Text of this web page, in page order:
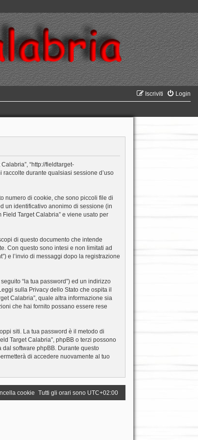
Login
Iscriviti
“http://fieldtarget-
raccolte durante qualsiasi sessione d’uso
numero di cookie, che sono piccoli file di
un identificativo anonimo di sessione (in
Target Calabria” e viene usato per
di questo documento che intende
Con questo sono intesi e non limitati ad
e l’invio di messaggi dopo la registrazione
“la tua password”) ed un indirizzo
sulla Privacy dello Stato che ospita il
Calabria”, quale altra informazione sia
che hai fornito possano essere rese
siti. La tua password è il metodo di
Target Calabria”, phpBB o terzi possono
dal software phpBB. Durante questo
di accedere nuovamente al tuo
Tutti gli orari sono UTC+02:00
cookie